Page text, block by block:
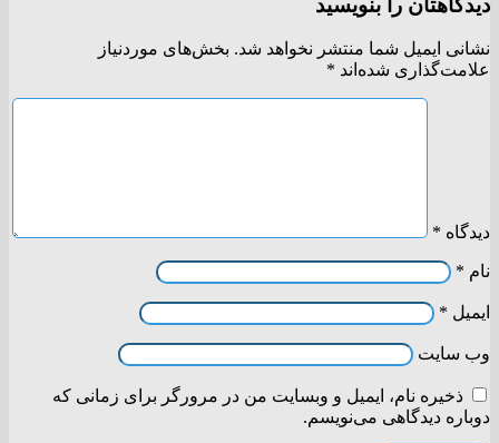
دیدگاهتان را بنویسید
نشانی ایمیل شما منتشر نخواهد شد. بخش‌های موردنیاز
علامت‌گذاری شده‌اند *
دیدگاه *
نام *
ایمیل *
وب‌ سایت
ذخیره نام، ایمیل و وبسایت من در مرورگر برای زمانی که
دوباره دیدگاهی می‌نویسم.